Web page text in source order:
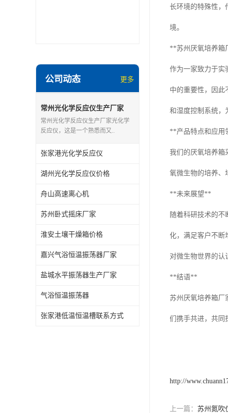
公司动态 更多
常州光化学反应仪生产厂家
常州光化学反应仪生产厂家光化学
反应仪，这是一个熟悉而又..
张家港光化学反应仪
湖州光化学反应仪价格
舟山高速离心机
苏州卧式摇床厂家
淮安土壤干燥箱价格
嘉兴气浴恒温振荡器厂家
盐城水平振荡器生产厂家
气浴恒温振荡器
张家港低温恒温槽联系方式
长环境的特殊性，
境。
**苏州厌氧培养箱
作为一家致力于实
中的重要性，因此
和湿度控制系统，
**产品特点和应用
我们的厌氧培养箱
氧微生物的培养、
**未来展望**
随着科研技术的
化，满足客户不断
对微生物世界的认
**结语**
苏州厌氧培养箱厂
们携手共进，共同
http://
上一篇： 苏州氮吹